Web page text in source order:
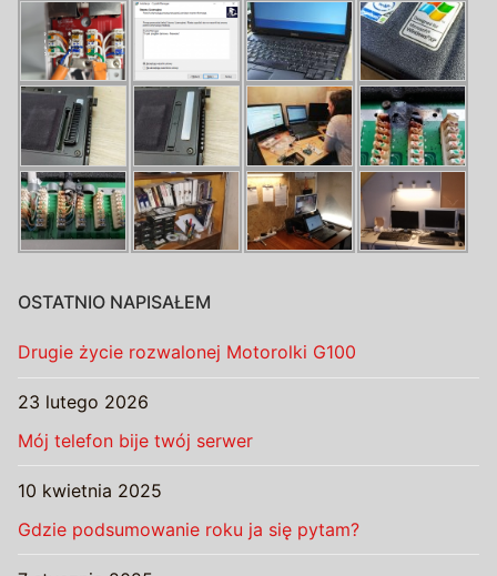
OSTATNIO NAPISAŁEM
Drugie życie rozwalonej Motorolki G100
23 lutego 2026
Mój telefon bije twój serwer
10 kwietnia 2025
Gdzie podsumowanie roku ja się pytam?